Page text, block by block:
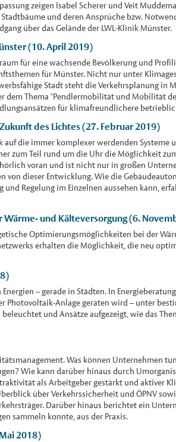
zeigen Isabel Scherer und Veit
und deren Ansprüche bzw.
über das Gelände der LWL-Klinik Münster.
(10. April 2019)
für eine wachsende Bevölkerung und
für Münster. Nicht nur unter
Stadt steht die Verkehrsplanung in
dem Thema "Pendlermobilität und Mobilität
für klimafreundlichere
des Lichtes (27. Februar 2019)
die immer komplexer werdenden Systeme
zum Teil rund um die Uhr die Möglichkeit
voran und ist nicht nur in großen
dieser Entwicklung. Wie die
Regelung im Einzelnen aussehen kann,
und Kälteversorgung (6.
Optimierungsmöglichkeiten bei der
erhalten die Möglichkeit, die neu
– gerade in Städten. In
Photovoltaik-Anlage geraten wird – unter
und Ansätze aufgezeigt, wie das
Was können Unternehmen
Wie kann darüber hinaus durch
als Arbeitgeber gestärkt und aktiver
über Verkehrssicherheit und ÖPNV
Darüber hinaus berichtet ein
sammeln konnte, aus der Praxis.
2018)